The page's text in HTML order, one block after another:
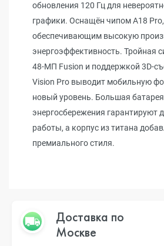
обновления 120 Гц для
графики. Оснащён чипом A18 Pro,
обеспечивающим высокую
энергоэффективность. Тройная
48-МП Fusion и поддержкой 3D-
Vision Pro выводит мобильную
новый уровень. Большая
энергосбережения гарантируют
работы, а корпус из титана
премиального стиля.
Доставка по
Москве